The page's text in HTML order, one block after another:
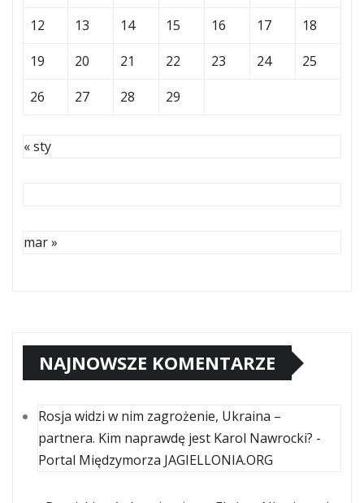
12
13 14 15 16 17
18
19
20 21 22 23 24
25
26
27 28 29
« sty
mar »
NAJNOWSZE KOMENTARZE
Rosja widzi w nim zagrożenie, Ukraina –
partnera. Kim naprawdę jest Karol Nawrocki? -
Portal Międzymorza JAGIELLONIA.ORG